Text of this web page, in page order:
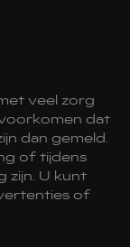
veel zorg
dat
dan gemeld.
of tijdens
zijn. U kunt
of